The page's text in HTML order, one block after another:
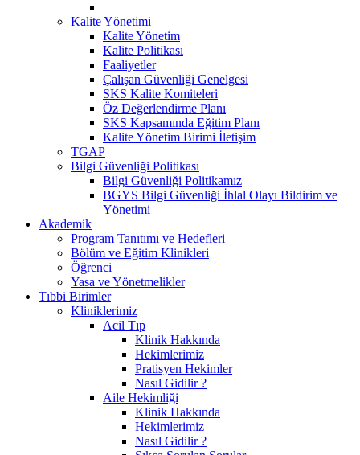
Kalite Yönetimi
Kalite Yönetim
Kalite Politikası
Faaliyetler
Çalışan Güvenliği Genelgesi
SKS Kalite Komiteleri
Öz Değerlendirme Planı
SKS Kapsamında Eğitim Planı
Kalite Yönetim Birimi İletişim
TGAP
Bilgi Güvenliği Politikası
Bilgi Güvenliği Politikamız
BGYS Bilgi Güvenliği İhlal Olayı Bildirim ve
Yönetimi
Akademik
Program Tanıtımı ve Hedefleri
Bölüm ve Eğitim Klinikleri
Öğrenci
Yasa ve Yönetmelikler
Tıbbi Birimler
Kliniklerimiz
Acil Tıp
Klinik Hakkında
Hekimlerimiz
Pratisyen Hekimler
Nasıl Gidilir ?
Aile Hekimliği
Klinik Hakkında
Hekimlerimiz
Nasıl Gidilir ?